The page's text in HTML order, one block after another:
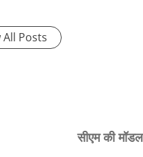
All Posts
सीएम की